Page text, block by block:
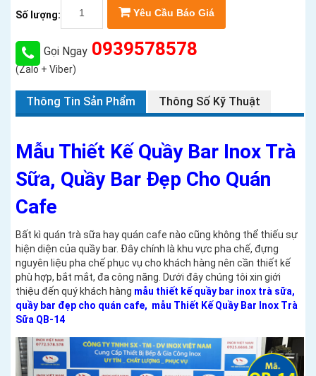
Số lượng: Yêu Cầu Báo Giá
Gọi Ngay 0939578578
(Zalo + Viber)
Thông Tin Sản Phẩm Thông Số Kỹ Thuật
Mẫu Thiết Kế Quầy Bar Inox Trà
Sữa, Quầy Bar Đẹp Cho Quán
Cafe
Bất kì quán trà sữa hay quán cafe nào cũng không thể thiếu sự
hiện diện của quầy bar. Đây chính là khu vực pha chế, đựng
nguyên liệu pha chế phục vụ cho khách hàng nên cần thiết kế
phù hợp, bắt mắt, đa công năng. Dưới đây chúng tôi xin giới
thiệu đến quý khách hàng mẫu thiết kế quầy bar inox trà sữa,
quầy bar đẹp cho quán cafe, mẫu Thiết Kế Quầy Bar Inox Trà
Sữa QB-14